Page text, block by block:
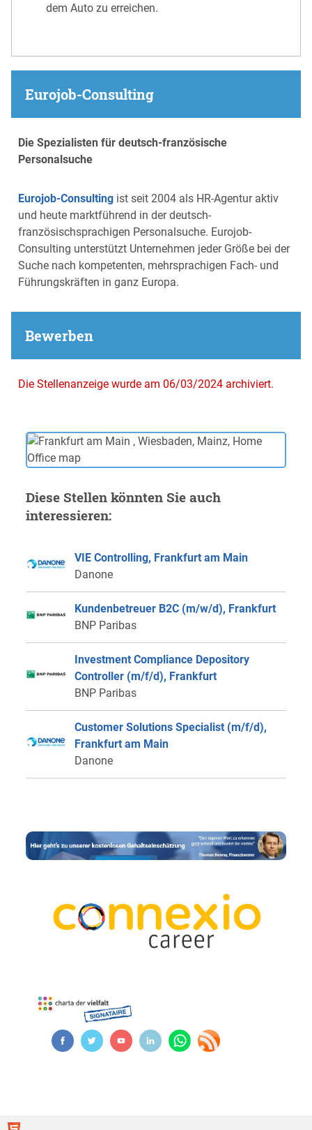
dem Auto zu erreichen.
Eurojob-Consulting
Die Spezialisten für deutsch-französische
Personalsuche
Eurojob-Consulting ist seit 2004 als HR-Agentur aktiv
und heute marktführend in der deutsch-
französischsprachigen Personalsuche. Eurojob-
Consulting unterstützt Unternehmen jeder Größe bei der
Suche nach kompetenten, mehrsprachigen Fach- und
Führungskräften in ganz Europa.
Bewerben
Die Stellenanzeige wurde am 06/03/2024 archiviert.
Diese Stellen könnten Sie auch
interessieren:
VIE Controlling, Frankfurt am Main
Danone
Kundenbetreuer B2C (m/w/d), Frankfurt
BNP Paribas
Investment Compliance Depository
Controller (m/f/d), Frankfurt
BNP Paribas
Customer Solutions Specialist (m/f/d),
Frankfurt am Main
Danone